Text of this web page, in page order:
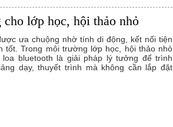
cho lớp học, hội thảo nhỏ
ưa chuộng nhờ tính di động, kết nối tiện
tốt. Trong môi trường lớp học, hội thảo nhỏ
bluetooth là giải pháp lý tưởng để trình
dạy, thuyết trình mà không cần lắp đặt